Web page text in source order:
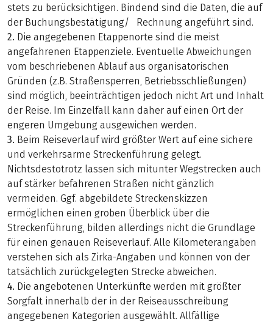
stets zu berücksichtigen. Bindend sind die Daten, die auf
der Buchungsbestätigung/ Rechnung angeführt sind.
2. Die angegebenen Etappenorte sind die meist
angefahrenen Etappenziele. Eventuelle Abweichungen
vom beschriebenen Ablauf aus organisatorischen
Gründen (z.B. Straßensperren, Betriebsschließungen)
sind möglich, beeinträchtigen jedoch nicht Art und Inhalt
der Reise. Im Einzelfall kann daher auf einen Ort der
engeren Umgebung ausgewichen werden.
3. Beim Reiseverlauf wird größter Wert auf eine sichere
und verkehrsarme Streckenführung gelegt.
Nichtsdestotrotz lassen sich mitunter Wegstrecken auch
auf stärker befahrenen Straßen nicht gänzlich
vermeiden. Ggf. abgebildete Streckenskizzen
ermöglichen einen groben Überblick über die
Streckenführung, bilden allerdings nicht die Grundlage
für einen genauen Reiseverlauf. Alle Kilometerangaben
verstehen sich als Zirka-Angaben und können von der
tatsächlich zurückgelegten Strecke abweichen.
4. Die angebotenen Unterkünfte werden mit größter
Sorgfalt innerhalb der in der Reiseausschreibung
angegebenen Kategorien ausgewählt. Allfällige